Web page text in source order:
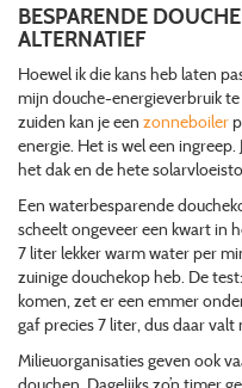
BESPARENDE
ALTERNATIEF
Hoewel ik die kans heb laten
mijn douche-energieverbruik
zuiden kan je een zonneboiler
energie. Het is wel een ingreep.
het dak en de hete
Een waterbesparende
scheelt ongeveer een kwart in
7 liter lekker warm water per
zuinige douchekop heb. De
komen, zet er een emmer
gaf precies 7 liter, dus daar valt
Milieuorganisaties geven ook